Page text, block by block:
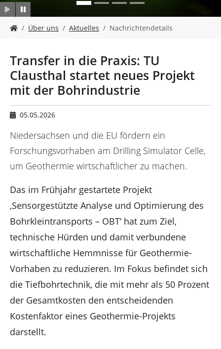
i
n
h
i
e
:
Über uns Aktuelles Nachrichtendetails
Transfer in die Praxis: TU
Clausthal startet neues Projekt
mit der Bohrindustrie
05.05.2026
Niedersachsen und die EU fördern ein
Forschungsvorhaben am Drilling Simulator Celle,
um Geothermie wirtschaftlicher zu machen.
Das im Frühjahr gestartete Projekt
‚Sensorgestützte Analyse und Optimierung des
Bohrkleintransports – OBT‘ hat zum Ziel,
technische Hürden und damit verbundene
wirtschaftliche Hemmnisse für Geothermie-
Vorhaben zu reduzieren. Im Fokus befindet sich
die Tiefbohrtechnik, die mit mehr als 50 Prozent
der Gesamtkosten den entscheidenden
Kostenfaktor eines Geothermie-Projekts
darstellt.